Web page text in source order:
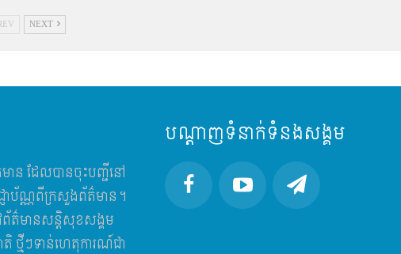
NEXT
ាន ដែលបានចុះបញ្ជីនៅ
ាប័ណ្ណពីក្រសួងព័ត៌មាន។
ព័ត៌មានសន្តិសុខសង្គម
ាតិ ថ្មីៗទាន់ហេតុការណ៍ជា
បណ្តាញទំនាក់ទំនងសង្គម